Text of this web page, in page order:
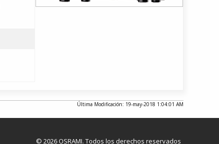
Última Modificación: 19-may-2018 1:04:01 AM
© 2026 OSRAMI. Todos los derechos reservados